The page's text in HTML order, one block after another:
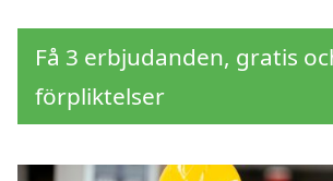
Få 3 erbjudanden, gratis
förpliktelser